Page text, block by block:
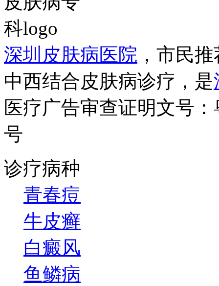
深圳皮肤病医院 ，市民
中西结合皮肤病诊疗，是
医疗广告审查证明文号
号
诊疗病种
青春痘
牛皮癣
白癜风
鱼鳞病